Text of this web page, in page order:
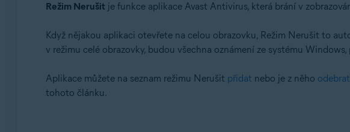
Windows
Režim Nerušit je funkce aplikace Avast Antivirus, která brání v
Když nějakou aplikaci otevřete na celou obrazovku, Režim Nerušit to
v režimu celé obrazovky, budou všechna oznámení ze systému
Aplikace můžete na seznam režimu Nerušit přidat nebo je z něho odebrat
tohoto článku.